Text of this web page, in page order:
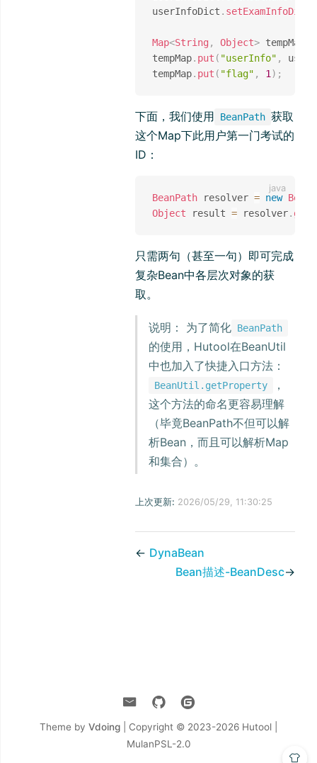
userInfoDict . setExamInfoDict
Map<String , Object> tempMap
tempMap. put ( "userInfo" ,
tempMap. put ( "flag" , 1 ) ;
下面，我们使用 BeanPath 获取
这个Map下此用户第一门考试的
ID：
BeanPath resolver = new
Object result = resolver. get
只需两句（甚至一句）即可完成
复杂Bean中各层次对象的获
取。
说明： 为了简化 BeanPath
的使用，Hutool在BeanUtil
中也加入了快捷入口方法：
BeanUtil.getProperty
，
这个方法的命名更容易理解
（毕竟BeanPath不但可以解
析Bean，而且可以解析Map
和集合）。
上次更新: 2026/05/29, 11:30:25
← DynaBean
Bean描述-BeanDesc→
Theme by Vdoing | Copyright © 2023-2026 Hutool |
MulanPSL-2.0